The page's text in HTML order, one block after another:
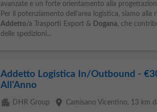
avanzate e un forte orientamento alla
Per il potenziamento dell'area logistica, siamo alla
Addetto/a Trasporti Export & Dogana, che
delle spedizioni...
Addetto Logistica In/Outbound -
All'Anno
apartment DHR Group place Camisano Vicentino, 13 km